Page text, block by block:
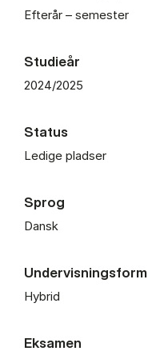
Efterår – semester
Studieår
2024/2025
Status
Ledige pladser
Sprog
Dansk
Undervisningsform
Hybrid
Eksamen